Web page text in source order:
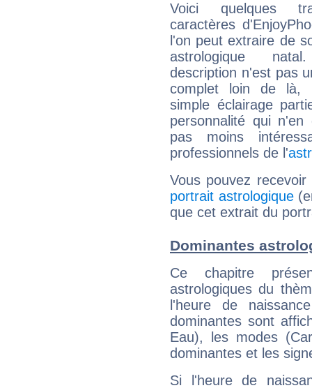
Voici quelques
caractères
l'on peut extraire de
astrologique
description n'est pas
complet loin de là,
simple éclairage
personnalité qui n'en
pas moins
professionnels de l'
Vous pouvez
portrait astrologique
que cet extrait du
Dominantes
Ce chapitre
astrologiques du
l'heure de
dominantes sont
Eau), les modes
dominantes et les
Si l'heure de